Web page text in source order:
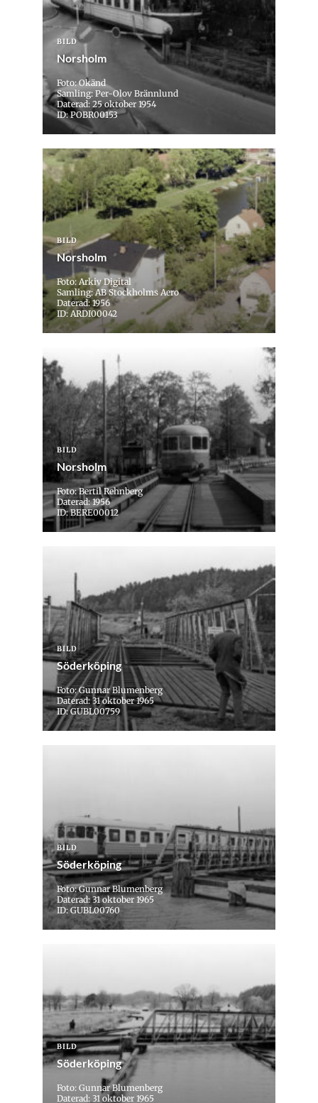
BILD
Norsholm
Foto: Okänd
Samling: Per-Olov Brännlund
Daterad: 25 oktober 1954
ID: POBR00153
BILD
Norsholm
Foto: Arkiv Digital
Samling: AB Stockholms Aero
Daterad: 1956
ID: ARDI00042
BILD
Norsholm
Foto: Bertil Rehnberg
Daterad: 1956
ID: BERE00012
BILD
Söderköping
Foto: Gunnar Blumenberg
Daterad: 31 oktober 1965
ID: GUBL00759
BILD
Söderköping
Foto: Gunnar Blumenberg
Daterad: 31 oktober 1965
ID: GUBL00760
BILD
Söderköping
Foto: Gunnar Blumenberg
Daterad: 31 oktober 1965